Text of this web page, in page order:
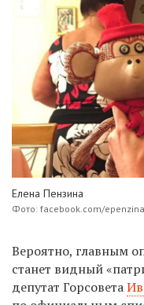
Елена Пензина
Фото: facebook.com/epenzina
Вероятно, главным
станет видный
депутат Горсовета